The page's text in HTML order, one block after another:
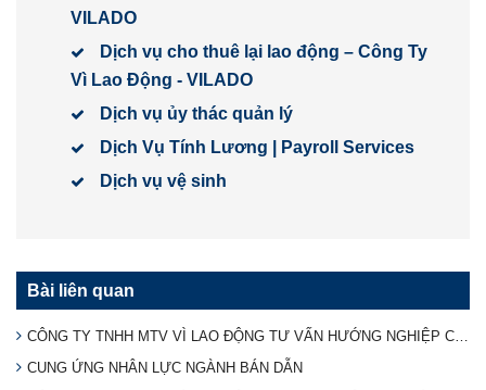
VILADO
Dịch vụ cho thuê lại lao động – Công Ty
Vì Lao Động - VILADO
Dịch vụ ủy thác quản lý
Dịch Vụ Tính Lương | Payroll Services
Dịch vụ vệ sinh
Bài liên quan
CÔNG TY TNHH MTV VÌ LAO ĐỘNG TƯ VẤN HƯỚNG NGHIỆP CHO BỘ ĐỘI XUẤT NGŨ 2024
CUNG ỨNG NHÂN LỰC NGÀNH BÁN DẪN